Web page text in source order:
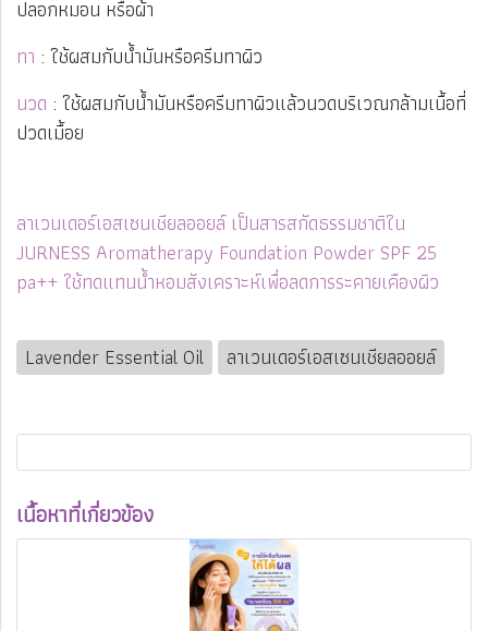
ปลอกหมอน หรือผ้า
ทา : ใช้ผสมกับน้ำมันหรือครีมทาผิว
นวด : ใช้ผสมกับน้ำมันหรือครีมทาผิวแล้วนวดบริเวณกล้ามเนื้อที่
ปวดเมื้อย
ลาเวนเดอร์เอสเซนเชียลออยล์ เป็นสารสกัดธรรมชาติใน
JURNESS Aromatherapy Foundation Powder SPF 25
pa++ ใช้ทดแทนน้ำหอมสังเคราะห์เพื่อลดการระคายเคืองผิว
Lavender Essential Oil ลาเวนเดอร์เอสเซนเชียลออยล์
เนื้อหาที่เกี่ยวข้อง